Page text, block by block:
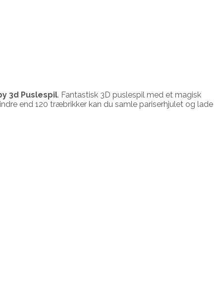
3d Puslespil. Fantastisk 3D puslespil med et magisk
end 120 træbrikker kan du samle pariserhjulet og lade